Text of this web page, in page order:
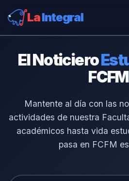
LaIntegral
El Noticiero
FCFM
Mantente al día con las
actividades de nuestra
académicos hasta vida
pasa en FCFM